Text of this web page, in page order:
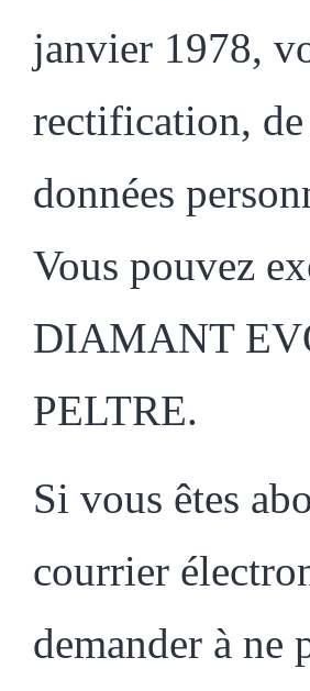
janvier 1978,
rectification,
données
Vous pouvez
DIAMANT
PELTRE.
Si vous êtes
courrier
demander à ne